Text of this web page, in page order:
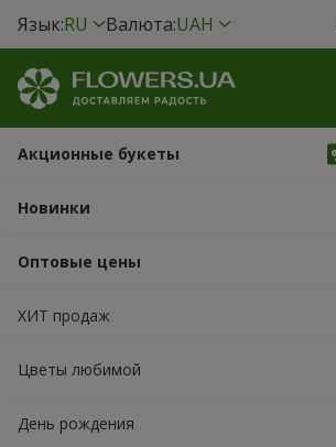
Язык:RU Валюта:UAH
Акционные букеты
Новинки
Оптовые цены
ХИТ продаж
Цветы любимой
День рождения